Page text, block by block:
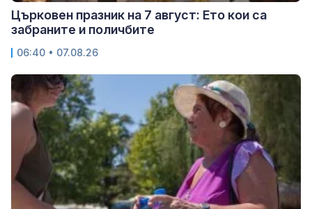
Църковен празник на 7 август: Ето кои са
забраните и поличбите
06:40 • 07.08.26